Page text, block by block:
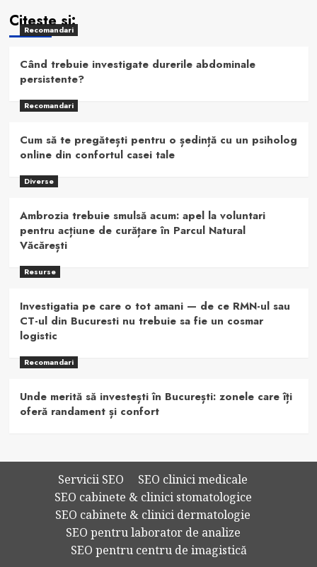
Citeste si:
Recomandari
Când trebuie investigate durerile abdominale
persistente?
Recomandari
Cum să te pregătești pentru o ședință cu un psiholog
online din confortul casei tale
Diverse
Ambrozia trebuie smulsă acum: apel la voluntari
pentru acțiune de curățare în Parcul Natural
Văcărești
Resurse
Investigatia pe care o tot amani — de ce RMN-ul sau
CT-ul din Bucuresti nu trebuie sa fie un cosmar
logistic
Recomandari
Unde merită să investești în București: zonele care îți
oferă randament și confort
Servicii SEO
SEO clinici medicale
SEO cabinete & clinici stomatologice
SEO cabinete & clinici dermatologie
SEO pentru laborator de analize
SEO pentru centru de imagistică